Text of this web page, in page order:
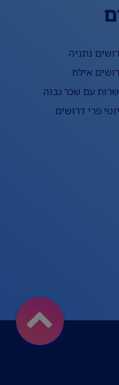
נתניה
אילת
עם שכר גבוה
פרי דרושים